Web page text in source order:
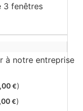
3 fenêtres
à notre entreprise
€)
€)